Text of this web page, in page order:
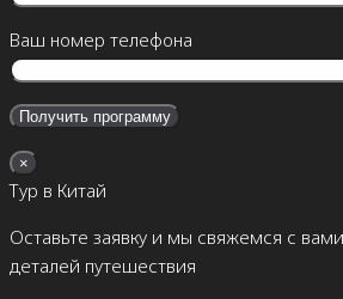
Ваш номер телефона
×
Тур в Китай
Оставьте заявку и мы свяжемся с
деталей путешествия